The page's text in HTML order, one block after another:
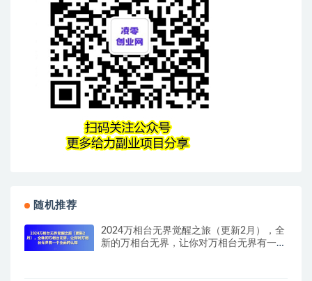
随机推荐
2024万相台无界觉醒之旅（更新2月），全
新的万相台无界，让你对万相台无界有一个